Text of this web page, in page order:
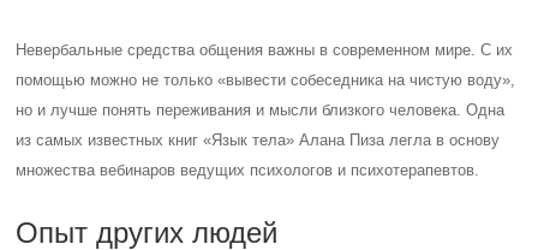
Невербальные средства общения важны в современном мире. С их
помощью можно не только «вывести собеседника на чистую воду»,
но и лучше понять переживания и мысли близкого человека. Одна
из самых известных книг «Язык тела» Алана Пиза легла в основу
множества вебинаров ведущих психологов и психотерапевтов.
Опыт других людей